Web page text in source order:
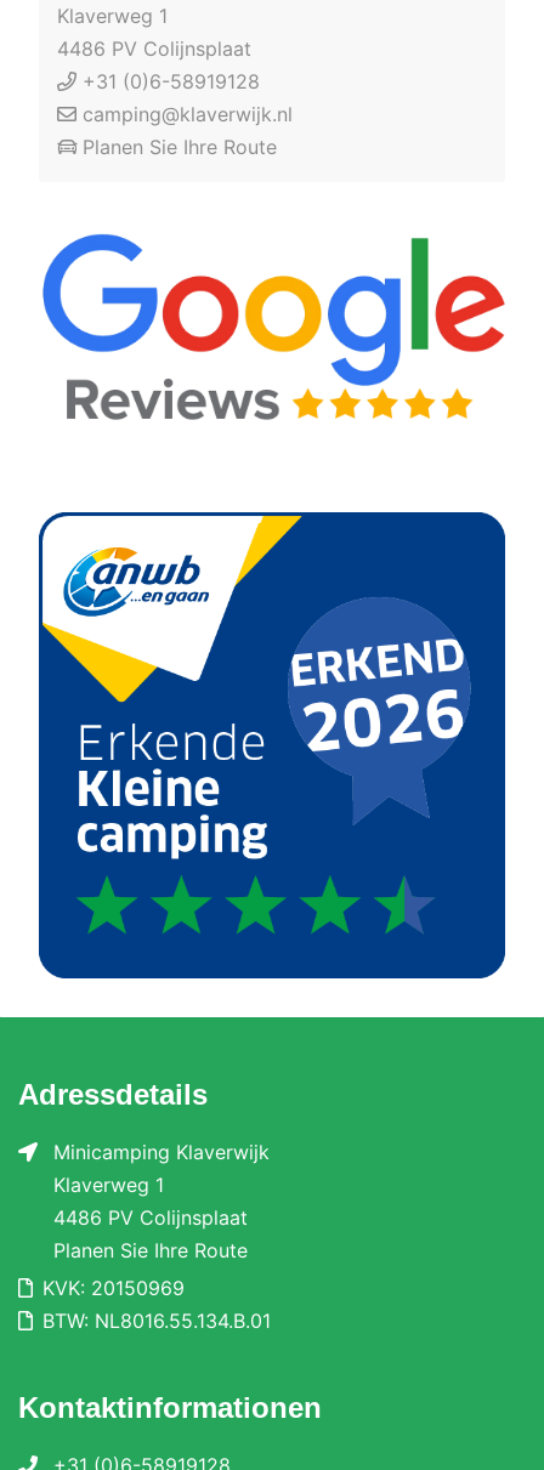
Klaverweg 1
4486 PV Colijnsplaat
+31 (0)6-58919128
camping@klaverwijk.nl
Planen Sie Ihre Route
Adressdetails
Minicamping Klaverwijk
Klaverweg 1
4486 PV Colijnsplaat
Planen Sie Ihre Route
KVK: 20150969
BTW: NL8016.55.134.B.01
Kontaktinformationen
+31 (0)6-58919128